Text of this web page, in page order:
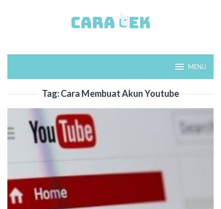
MENU
Tag:Cara Membuat Akun Youtube